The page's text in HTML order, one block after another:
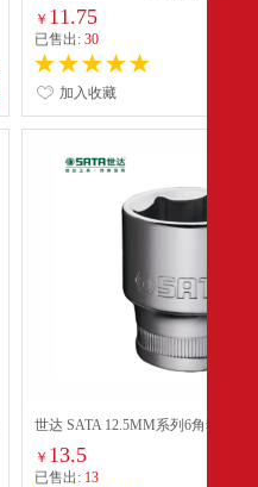
￥ 11.75
已售出:30
加入收藏
世达 SATA 12.5MM系列6角套筒
￥ 13.5
已售出: 13